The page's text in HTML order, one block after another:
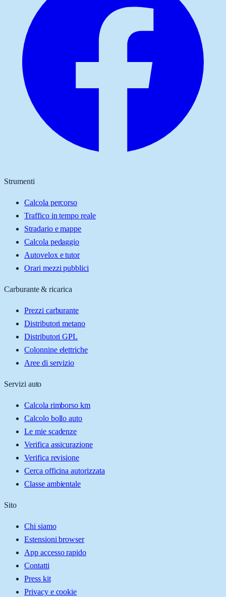
Strumenti
Calcola percorso
Traffico in tempo reale
Stradario e mappe
Calcola pedaggio
Autovelox e tutor
Orari mezzi pubblici
Carburante & ricarica
Prezzi carburante
Distributori metano
Distributori GPL
Colonnine elettriche
Aree di servizio
Servizi auto
Calcola rimborso km
Calcolo bollo auto
Le mie scadenze
Verifica assicurazione
Verifica revisione
Cerca officina autorizzata
Classe ambientale
Sito
Chi siamo
Estensioni browser
App accesso rapido
Contatti
Press kit
Privacy e cookie